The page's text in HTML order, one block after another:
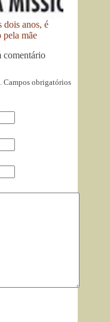
dois anos, é
pela mãe
comentário
Campos obrigatórios